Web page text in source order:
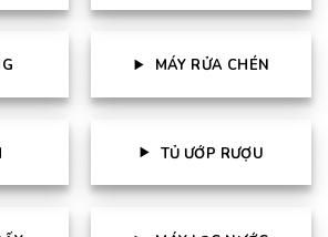
MÁY RỬA CHÉN
TỦ ƯỚP RƯỢU